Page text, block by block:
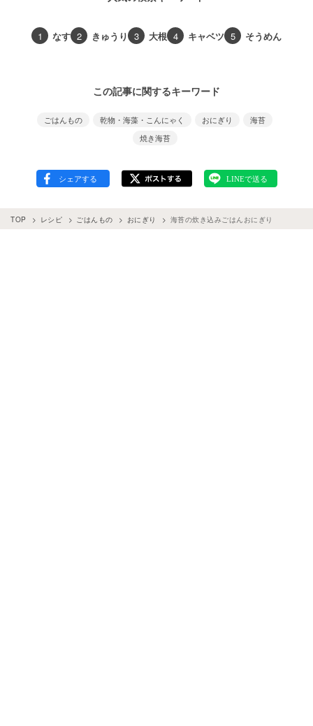
1 なす 2 きゅうり 3 大根 4 キャベツ 5 そうめん
この記事に関するキーワード
ごはんもの 乾物・海藻・こんにゃく おにぎり
海苔
焼き海苔
TOP レシピ ごはんもの おにぎり 海苔の炊き込みごはんおにぎり